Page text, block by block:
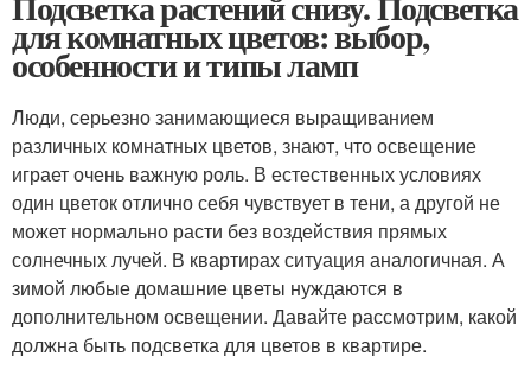
для комнатных цветов: выбор,
особенности и типы ламп
Люди, серьезно занимающиеся выращиванием
различных комнатных цветов, знают, что освещение
играет очень важную роль. В естественных условиях
один цветок отлично себя чувствует в тени, а другой не
может нормально расти без воздействия прямых
солнечных лучей. В квартирах ситуация аналогичная. А
зимой любые домашние цветы нуждаются в
дополнительном освещении. Давайте рассмотрим, какой
должна быть подсветка для цветов в квартире.